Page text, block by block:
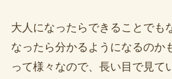
大人になったらできることでも
なったら分かるようになるのか
って様々なので、長い目で見て